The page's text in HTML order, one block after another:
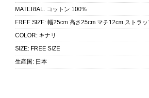
MATERIAL: コットン 100%
FREE SIZE: 幅25cm 高さ25cm マチ12cm ストラ
COLOR: キナリ
SIZE: FREE SIZE
生産国: 日本